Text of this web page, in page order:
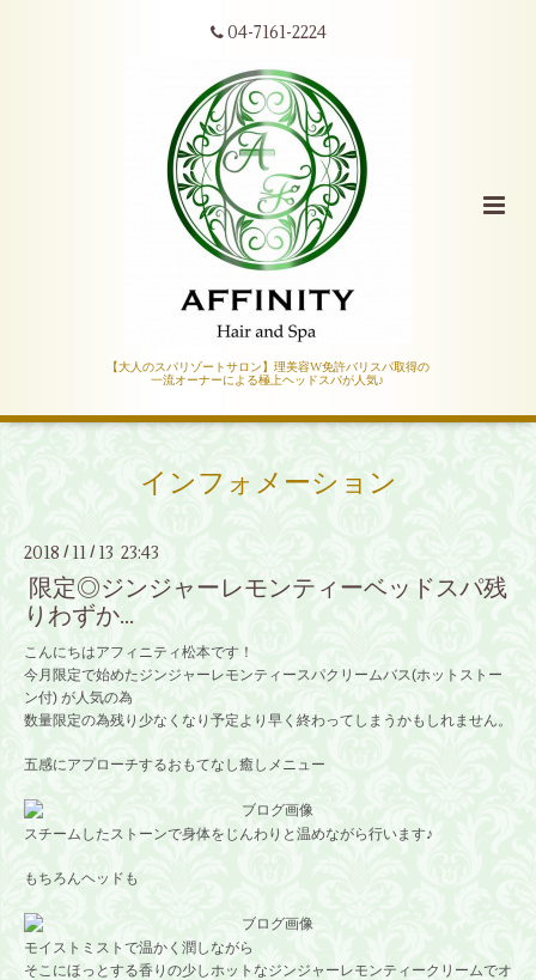
04-7161-2224
【大人のスパリゾートサロン】理美容W免許バリスパ取得の
一流オーナーによる極上ヘッドスパが人気♪
インフォメーション
2018 / 11 / 13 23:43
限定◎ジンジャーレモンティーベッドスパ残
りわずか...
こんにちはアフィニティ松本です！
今月限定で始めたジンジャーレモンティースパクリームバス(ホットストー
ン付) が人気の為
数量限定の為残り少なくなり予定より早く終わってしまうかもしれません。
五感にアプローチするおもてなし癒しメニュー
スチームしたストーンで身体をじんわりと温めながら行います♪
もちろんヘッドも
モイストミストで温かく潤しながら
そこにほっとする香りの少しホットなジンジャーレモンティークリームでオ